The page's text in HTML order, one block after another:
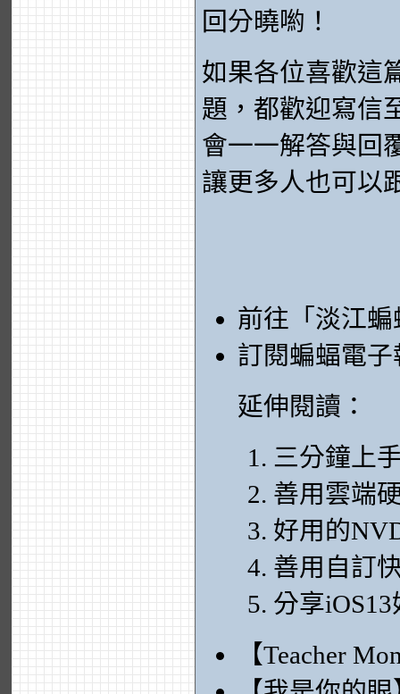
回分曉喲！
如果各位喜歡這
題，都歡迎寫信
會一一解答與回
讓更多人也可以
前往「淡江
訂閱蝙蝠電子
延伸閱讀：
三分鐘上
善用雲端
好用的
善用自訂
分享
【Teacher